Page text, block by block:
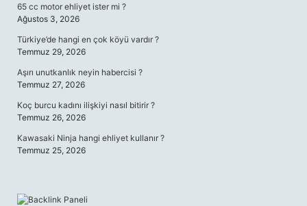
65 cc motor ehliyet ister mi ?
Ağustos 3, 2026
Türkiye’de hangi en çok köyü vardır ?
Temmuz 29, 2026
Aşırı unutkanlık neyin habercisi ?
Temmuz 27, 2026
Koç burcu kadını ilişkiyi nasıl bitirir ?
Temmuz 26, 2026
Kawasaki Ninja hangi ehliyet kullanır ?
Temmuz 25, 2026